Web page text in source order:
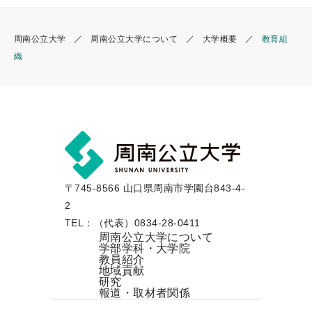
周南公立大学 周南公立大学について 大学概要
教育組
織
〒745-8566 山口県周南市学園台843-4-
2
TEL：（代表）0834-28-0411
周南公立大学について
学部学科・大学院
教員紹介
地域貢献
研究
報道・取材者関係